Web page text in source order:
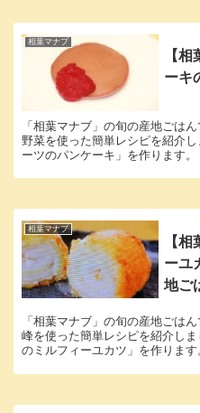
相葉マナブ
【
ーキ
「相葉マナブ」の旬の産地ごは
野菜を使った簡単レシピを紹介
ーツのパンケーキ」を作ります。
相葉マナブ
【
ーユ
地ご
「相葉マナブ」の旬の産地ごは
峰を使った簡単レシピを紹介し
のミルフィーユカツ」を作ります